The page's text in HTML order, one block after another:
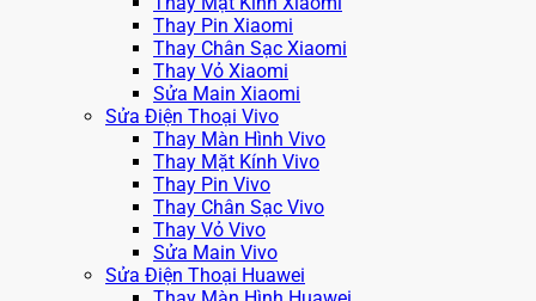
Thay Pin Xiaomi
Thay Chân Sạc Xiaomi
Thay Vỏ Xiaomi
Sửa Main Xiaomi
Sửa Điện Thoại Vivo
Thay Màn Hình Vivo
Thay Mặt Kính Vivo
Thay Pin Vivo
Thay Chân Sạc Vivo
Thay Vỏ Vivo
Sửa Main Vivo
Sửa Điện Thoại Huawei